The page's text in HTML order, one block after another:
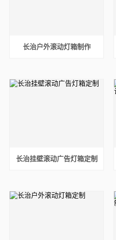
长治户外滚动灯箱制作
长治挂壁滚动广告灯箱定制